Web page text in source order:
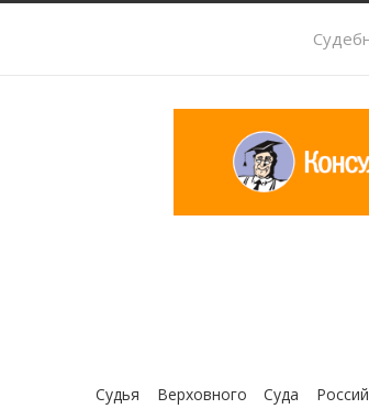
Судья Верховного Суда